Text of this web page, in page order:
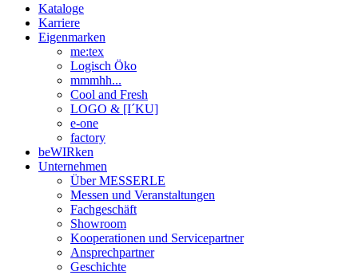
Kataloge
Karriere
Eigenmarken
me:tex
Logisch Öko
mmmhh...
Cool and Fresh
LOGO & [I´KU]
e-one
factory
beWIRken
Unternehmen
Über MESSERLE
Messen und Veranstaltungen
Fachgeschäft
Showroom
Kooperationen und Servicepartner
Ansprechpartner
Geschichte